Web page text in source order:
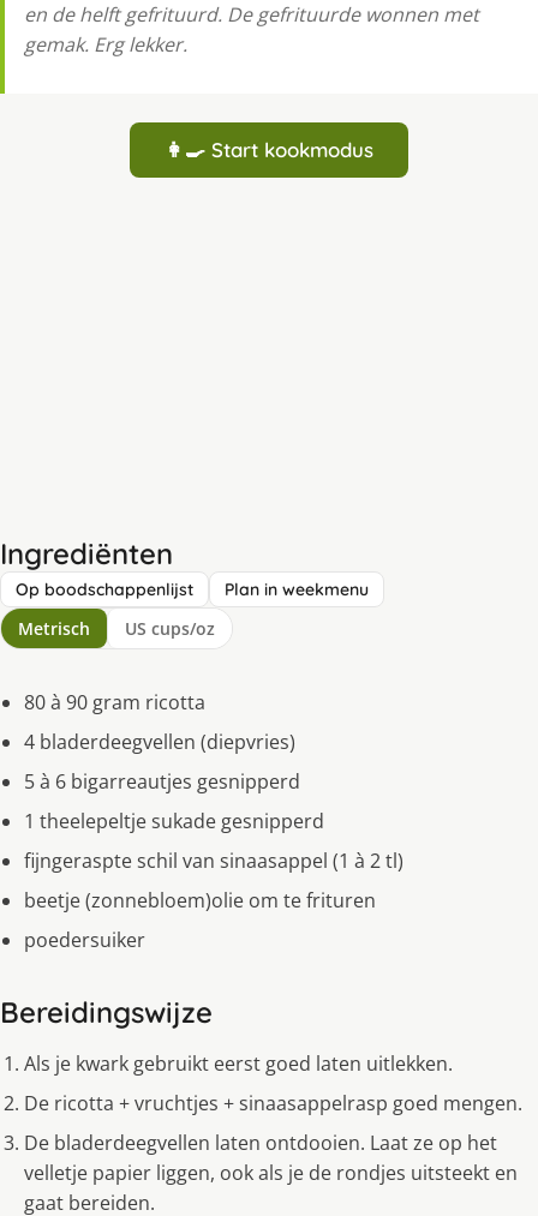
en de helft gefrituurd. De gefrituurde wonnen met
gemak. Erg lekker.
👩‍🍳 Start kookmodus
Ingrediënten
Op boodschappenlijst Plan in weekmenu
Metrisch US cups/oz
80 à 90 gram ricotta
4 bladerdeegvellen (diepvries)
5 à 6 bigarreautjes gesnipperd
1 theelepeltje sukade gesnipperd
fijngeraspte schil van sinaasappel (1 à 2 tl)
beetje (zonnebloem)olie om te frituren
poedersuiker
Bereidingswijze
Als je kwark gebruikt eerst goed laten uitlekken.
De ricotta + vruchtjes + sinaasappelrasp goed mengen.
De bladerdeegvellen laten ontdooien. Laat ze op het
velletje papier liggen, ook als je de rondjes uitsteekt en
gaat bereiden.